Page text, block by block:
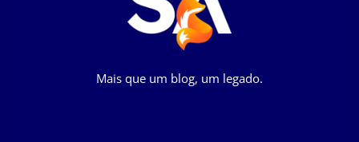
Mais que um blog, um legado.